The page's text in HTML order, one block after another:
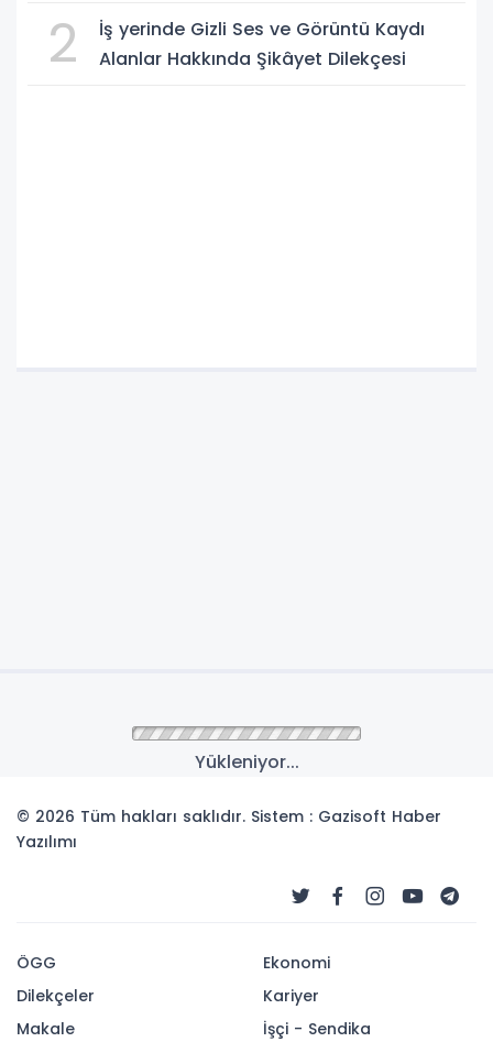
2
İş yerinde Gizli Ses ve Görüntü Kaydı
Alanlar Hakkında Şikâyet Dilekçesi
Yükleniyor...
© 2026 Tüm hakları saklıdır. Sistem : Gazisoft Haber
Yazılımı
ÖGG
Dilekçeler
Makale
Ekonomi
Kariyer
İşçi - Sendika